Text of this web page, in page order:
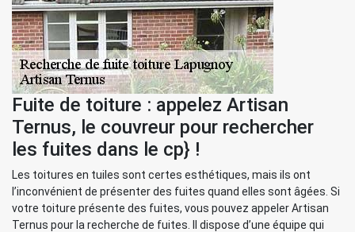
Fuite de toiture : appelez Artisan
Ternus, le couvreur pour rechercher
les fuites dans le cp} !
Les toitures en tuiles sont certes esthétiques, mais ils ont
l’inconvénient de présenter des fuites quand elles sont âgées. Si
votre toiture présente des fuites, vous pouvez appeler Artisan
Ternus pour la recherche de fuites. Il dispose d’une équipe qui